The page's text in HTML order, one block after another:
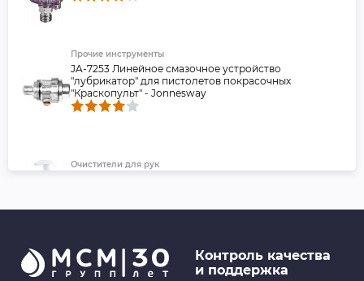
Прочие инструменты
JA-7253 Линейное смазочное устройство
"лубрикатор" для пистолетов покрасочных
"Краскопульт" - Jonnesway
Очистители для рук
Очистители для рук
Контроль качества
и поддержка